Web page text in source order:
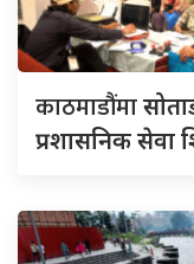
काठमाडौंमा
प्रशासनिक सेवा